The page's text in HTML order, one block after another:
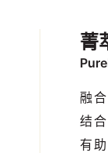
菁
融
结
有